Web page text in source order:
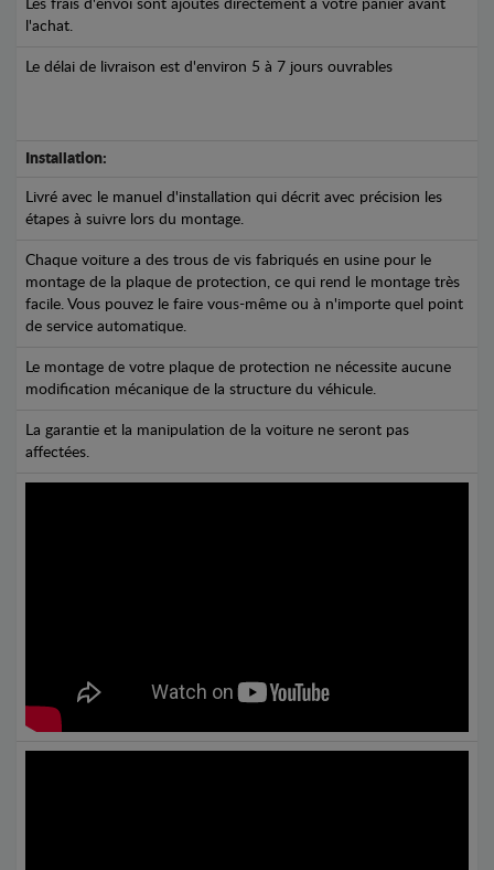
Les frais d'envoi sont ajoutés directement à votre panier avant
l'achat.
Le délai de livraison est d'environ 5 à 7 jours ouvrables
Installation:
Livré avec le manuel d'installation qui décrit avec précision les
étapes à suivre lors du montage.
Chaque voiture a des trous de vis fabriqués en usine pour le
montage de la plaque de protection, ce qui rend le montage très
facile. Vous pouvez le faire vous-même ou à n'importe quel point
de service automatique.
Le montage de votre plaque de protection ne nécessite aucune
modification mécanique de la structure du véhicule.
La garantie et la manipulation de la voiture ne seront pas
affectées.